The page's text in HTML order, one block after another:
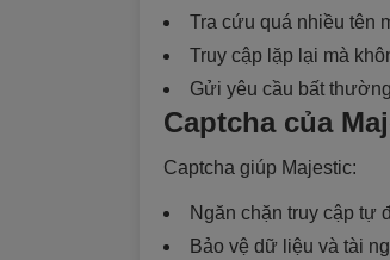
Tra cứu quá nhiều tên
Truy cập lặp lại mà
Gửi yêu cầu bất
Captcha của
Captcha giúp Majestic:
Ngăn chặn truy cập tự
Bảo vệ dữ liệu và tài